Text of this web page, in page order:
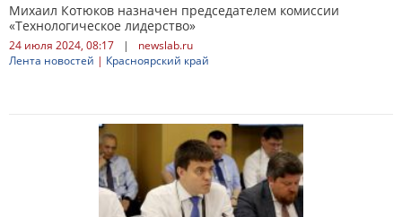
Михаил Котюков назначен председателем комиссии
«Технологическое лидерство»
24 июля 2024, 08:17 |
newslab.ru
Лента новостей | Красноярский край